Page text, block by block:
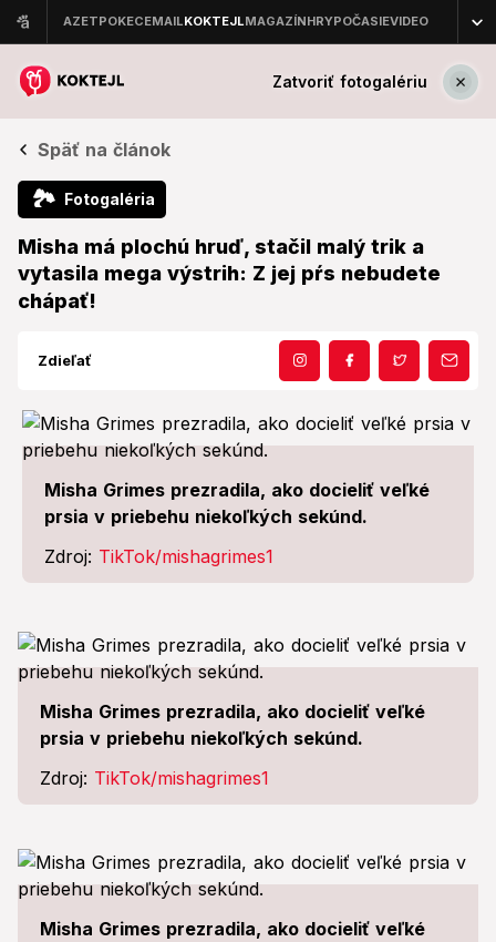
Zatvoriť fotogalériu
Späť na článok
🏞 Fotogaléria
Misha má plochú hruď, stačil malý trik a
vytasila mega výstrih: Z jej pŕs nebudete
chápať!
Zdieľať
Misha Grimes prezradila, ako docieliť veľké
prsia v priebehu niekoľkých sekúnd.
Zdroj: TikTok/mishagrimes1
Misha Grimes prezradila, ako docieliť veľké
prsia v priebehu niekoľkých sekúnd.
Zdroj: TikTok/mishagrimes1
Misha Grimes prezradila, ako docieliť veľké